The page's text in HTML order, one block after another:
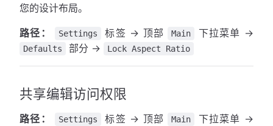
您的设计布局。
路径： Settings 标签 → 顶部 Main 下拉菜单 →
Defaults 部分 → Lock Aspect Ratio
共享编辑访问权限
路径： Settings 标签 → 顶部 Main 下拉菜单 →